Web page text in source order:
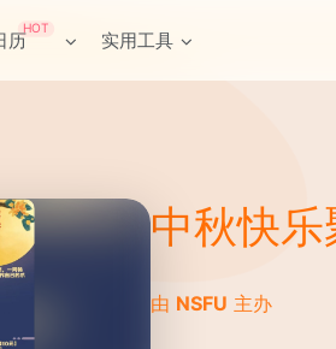
历
HOT
实用工具
中秋快乐
由 NSFU 主办